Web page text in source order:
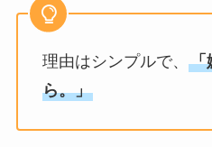
理由はシンプルで、 「
ら。」